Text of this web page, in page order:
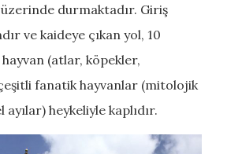
durmaktadır. Giriş
ve kaideye çıkan yol, 10
(atlar, köpekler,
fanatik hayvanlar (mitolojik
heykeliyle kaplıdır.